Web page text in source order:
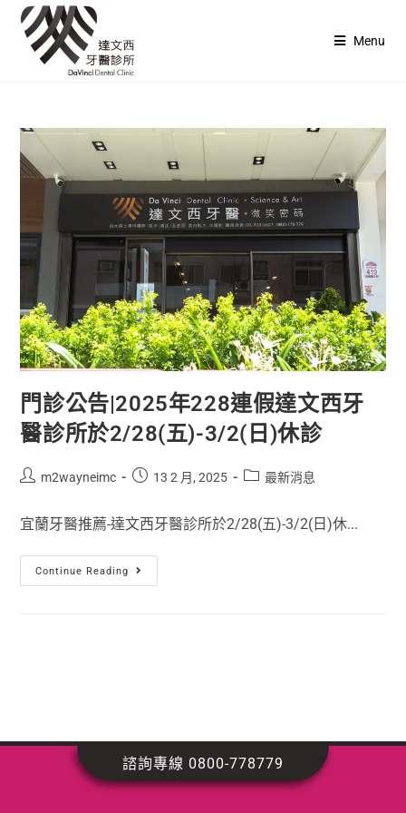
Menu
門診公告|2025年228連假達文西牙
醫診所於2/28(五)-3/2(日)休診
m2wayneimc 13 2 月, 2025 最新消息
宜蘭牙醫推薦-達文西牙醫診所於2/28(五)-3/2(日)休...
Continue Reading
諮詢專線 0800-778779